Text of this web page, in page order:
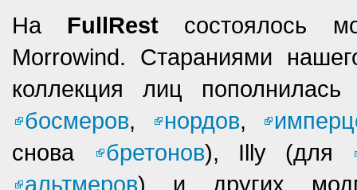
На FullRest состоялось
Morrowind. Стараниями
коллекция лиц
босмеров, нордов,
снова
бретонов), Illy (для
альтмеров) и других